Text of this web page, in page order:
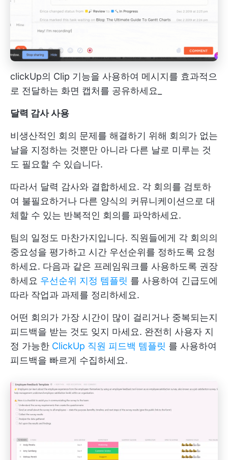
clickUp의 Clip 기능을 사용하여 메시지를 효과적으
로 전달하는 화면 캡처를 공유하세요_
달력 감사 사용
비생산적인 회의 문제를 해결하기 위해 회의가 없는
날을 지정하는 것뿐만 아니라 다른 날로 미루는 것
도 필요할 수 있습니다.
따라서 달력 감사와 결합하세요. 각 회의를 검토하
여 불필요하거나 다른 양식의 커뮤니케이션으로 대
체할 수 있는 반복적인 회의를 파악하세요.
팀의 일정도 마찬가지입니다. 직원들에게 각 회의의
중요성을 평가하고 시간 우선순위를 정하도록 요청
하세요. 다음과 같은 프레임워크를 사용하도록 권장
하세요 우선순위 지정 템플릿 를 사용하여 긴급도에
따라 작업과 과제를 정리하세요.
어떤 회의가 가장 시간이 많이 걸리거나 중복되는지
피드백을 받는 것도 잊지 마세요. 완전히 사용자 지
정 가능한 ClickUp 직원 피드백 템플릿 를 사용하여
피드백을 빠르게 수집하세요.